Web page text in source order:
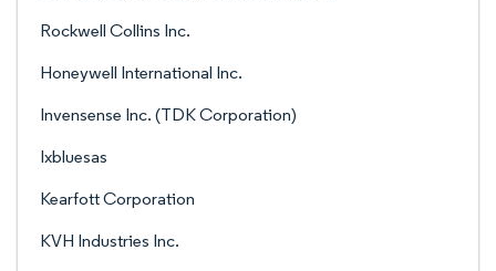
Rockwell Collins Inc.
Honeywell International Inc.
Invensense Inc. (TDK Corporation)
Ixbluesas
Kearfott Corporation
KVH Industries Inc.